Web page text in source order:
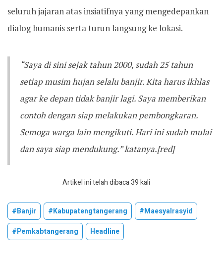
seluruh jajaran atas insiatifnya yang mengedepankan
dialog humanis serta turun langsung ke lokasi.
“Saya di sini sejak tahun 2000, sudah 25 tahun
setiap musim hujan selalu banjir. Kita harus ikhlas
agar ke depan tidak banjir lagi. Saya memberikan
contoh dengan siap melakukan pembongkaran.
Semoga warga lain mengikuti. Hari ini sudah mulai
dan saya siap mendukung.” katanya.[red]
Artikel ini telah dibaca 39 kali
#banjir #kabupatengtangerang
#maesyalrasyid
#pemkabtangerang
Headline